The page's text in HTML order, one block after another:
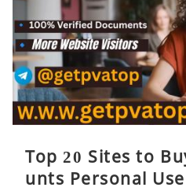
Top 20 Sites to
unts Personal Use